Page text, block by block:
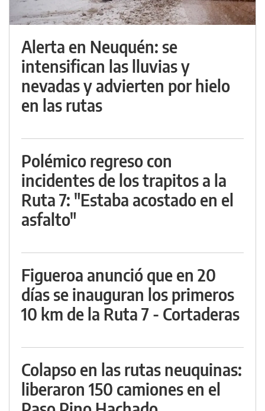
Alerta en Neuquén: se
intensifican las lluvias y
nevadas y advierten por hielo
en las rutas
Polémico regreso con
incidentes de los trapitos a la
Ruta 7: "Estaba acostado en el
asfalto"
Figueroa anunció que en 20
días se inauguran los primeros
10 km de la Ruta 7 - Cortaderas
Colapso en las rutas neuquinas:
liberaron 150 camiones en el